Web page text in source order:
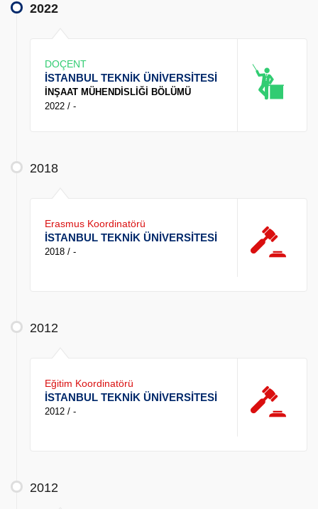
2022
DOÇENT
İSTANBUL TEKNİK ÜNİVERSİTESİ
İNŞAAT MÜHENDİSLİĞİ BÖLÜMÜ
2022 / -
2018
Erasmus Koordinatörü
İSTANBUL TEKNİK ÜNİVERSİTESİ
2018 / -
2012
Eğitim Koordinatörü
İSTANBUL TEKNİK ÜNİVERSİTESİ
2012 / -
2012